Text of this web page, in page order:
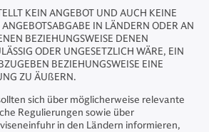
KEIN ANGEBOT UND AUCH KEINE
IN LÄNDERN ODER AN
BEZIEHUNGSWEISE DENEN
ODER UNGESETZLICH WÄRE, EIN
BEZIEHUNGSWEISE EINE
ZU ÄUßERN.
sich über möglicherweise relevante
Regulierungen sowie über
in den Ländern informieren,